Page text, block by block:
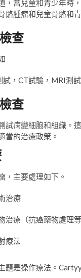
，當兒童和青少年時
骼腫瘤和兒童骨骼和
查
試，CT試驗，MRI測
查
試病變細胞和組織。
當的治療政策。
，主要處理如下。
治療
治療（抗癌藥物處理等
療法
題是操作療法。